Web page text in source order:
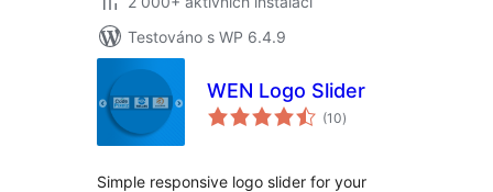
Testováno s WP 6.4.9
WEN Logo Slider
(10celkové
hodnocení
)
Simple responsive logo slider for your